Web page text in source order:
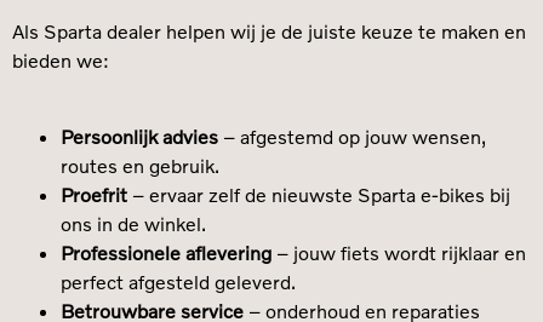
Als Sparta dealer helpen wij je de juiste keuze te maken en
bieden we:
Persoonlijk advies – afgestemd op jouw wensen,
routes en gebruik.
Proefrit – ervaar zelf de nieuwste Sparta e-bikes bij
ons in de winkel.
Professionele aflevering – jouw fiets wordt rijklaar en
perfect afgesteld geleverd.
Betrouwbare service – onderhoud en reparaties